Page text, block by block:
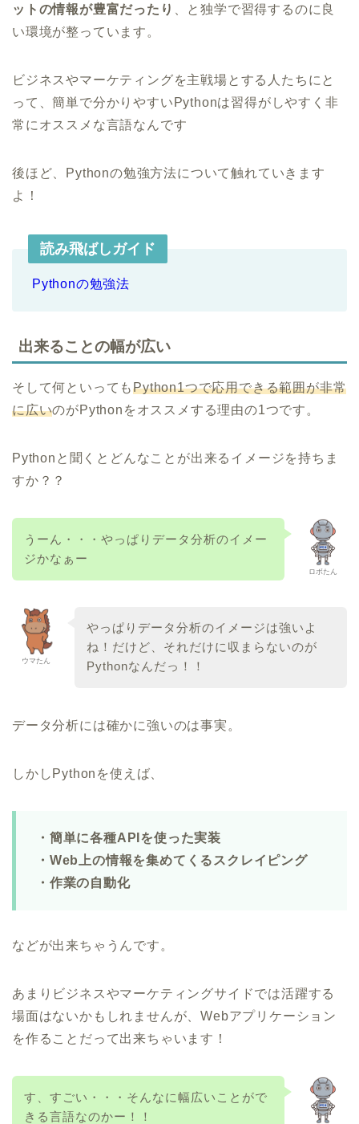
ットの情報が豊富だったり
、と独学で習得するのに良
い環境が整っています。
ビジネスやマーケティングを主戦場とする人たちにと
って、簡単で分かりやすいPythonは習得がしやすく非
常にオススメな言語なんです
後ほど、Pythonの勉強方法について触れていきます
よ！
読み飛ばしガイド
Pythonの勉強法
出来ることの幅が広い
そして何といってもPython1つで応用できる範囲が非常
に広いのがPythonをオススメする理由の1つです。
Pythonと聞くとどんなことが出来るイメージを持ちま
すか？？
ロボたん
うーん・・・やっぱりデータ分析のイメー
ジかなぁー
ウマたん
やっぱりデータ分析のイメージは強いよ
ね！だけど、それだけに収まらないのが
Pythonなんだっ！！
データ分析には確かに強いのは事実。
しかしPythonを使えば、
・簡単に各種APIを使った実装
・Web上の情報を集めてくるスクレイピング
・作業の自動化
などが出来ちゃうんです。
あまりビジネスやマーケティングサイドでは活躍する
場面はないかもしれませんが、Webアプリケーション
を作ることだって出来ちゃいます！
す、すごい・・・そんなに幅広いことがで
きる言語なのかー！！